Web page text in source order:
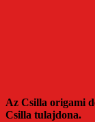
Az Csilla origami
Csilla tulajdona.